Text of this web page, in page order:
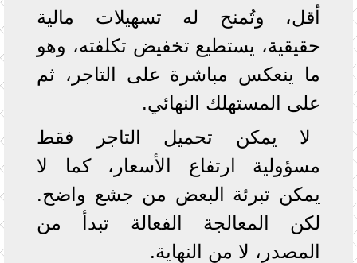
أقل، وتُمنح له تسهيلات مالية
حقيقية، يستطيع تخفيض تكلفته، وهو
ما ينعكس مباشرة على التاجر، ثم
على المستهلك النهائي.
لا يمكن تحميل التاجر فقط
مسؤولية ارتفاع الأسعار، كما لا
يمكن تبرئة البعض من جشع واضح.
لكن المعالجة الفعالة تبدأ من
المصدر، لا من النهاية.